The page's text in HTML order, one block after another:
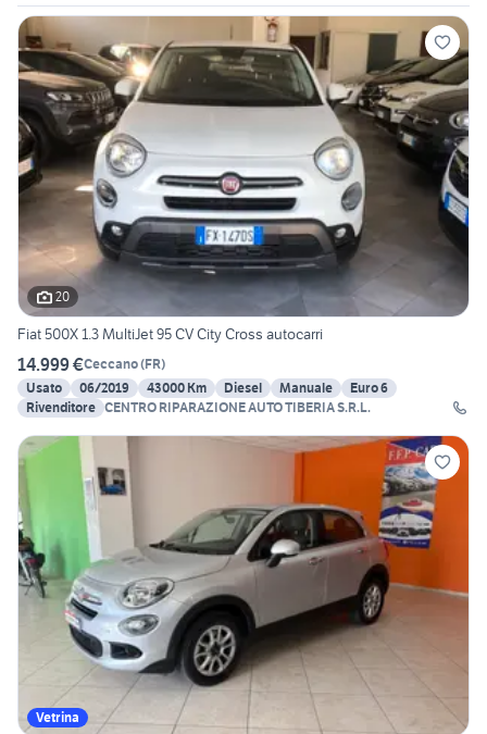
20
Fiat 500X 1.3 MultiJet 95 CV City Cross autocarri
14.999 €Ceccano(FR)
Usato
06/2019 43000 Km Diesel Manuale
Euro 6
Rivenditore CENTRO RIPARAZIONE AUTO TIBERIA S.R.L.
Vetrina